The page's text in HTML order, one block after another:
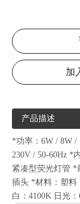
加
产品描述
*功率：6W / 8W /
230V / 50-60Hz *
紧凑型荧光灯管 *
插头 *材料：塑料
白：4100K 日光